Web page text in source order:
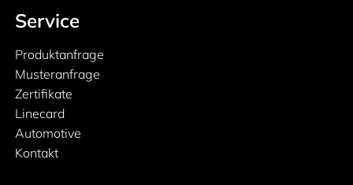
Service
Produktanfrage
Musteranfrage
Zertifikate
Linecard
Automotive
Kontakt